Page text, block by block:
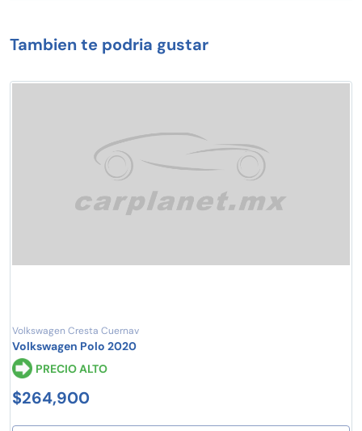
Tambien te podria gustar
Volkswagen Cresta Cuernav
Volkswagen Polo 2020
PRECIO ALTO
$264,900